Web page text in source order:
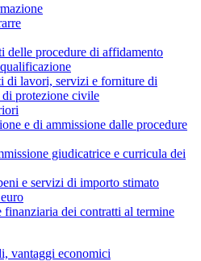
delle procedure di affidamento
di lavori, servizi e forniture di
di protezione civile
e di ammissione dalle procedure
giudicatrice e curricula dei
e servizi di importo stimato
finanziaria dei contratti al termine
vantaggi economici